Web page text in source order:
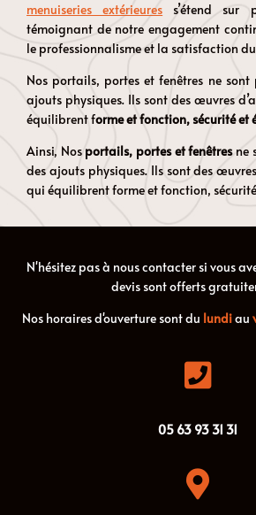
menuiseries extérieures s’étend sur
témoignant de notre engagement
le professionnalisme et la satisfaction
Nos portails, portes et fenêtres ne sont
ajouts physiques. Ils sont des œuvres
équilibrent forme et fonction, sécurité et
Ainsi, Nos portails, portes et fenêtresne
des ajouts physiques. Ils sont des
qui équilibrent forme et fonction,
N'hésitez pas à nous contacter si vous
devis sont offerts
Nos horaires d'ouverture sont du lundiau

05 63 9331 31
